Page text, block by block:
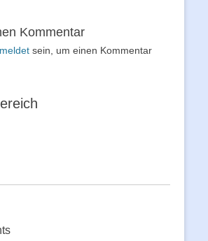
Kommentar
sein, um einen Kommentar